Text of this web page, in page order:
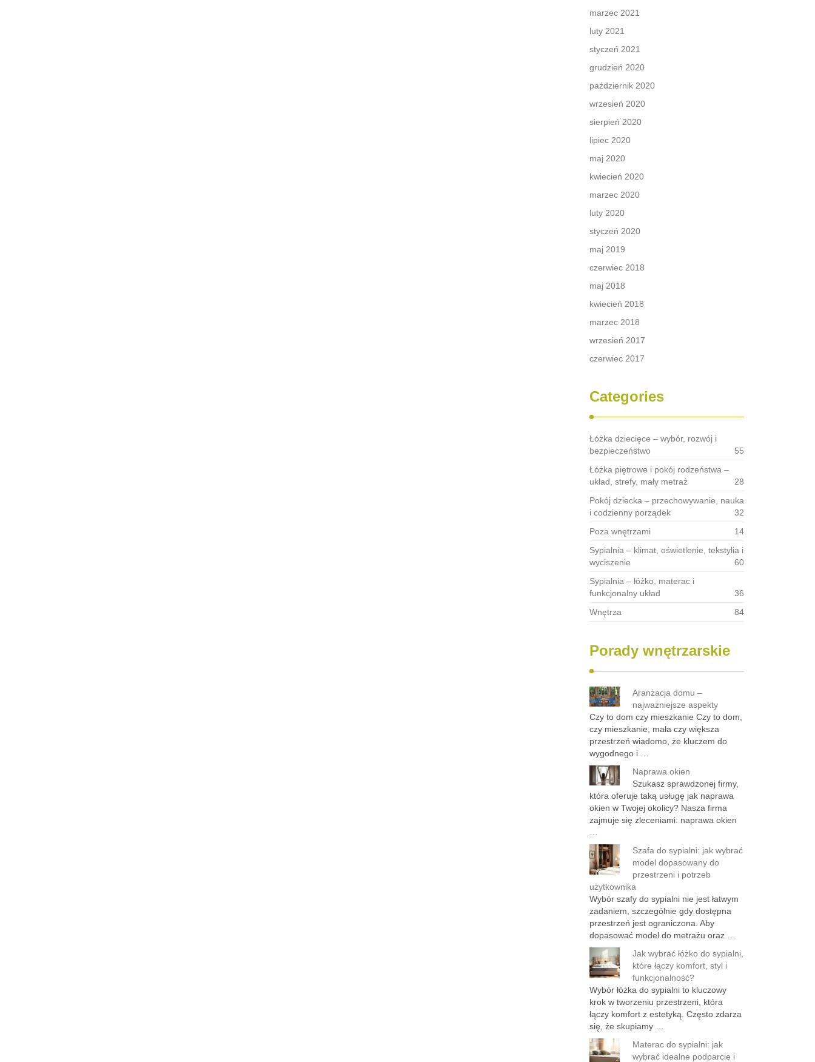
marzec 2021
luty 2021
styczeń 2021
grudzień 2020
październik 2020
wrzesień 2020
sierpień 2020
lipiec 2020
maj 2020
kwiecień 2020
marzec 2020
luty 2020
styczeń 2020
maj 2019
czerwiec 2018
maj 2018
kwiecień 2018
marzec 2018
wrzesień 2017
czerwiec 2017
Categories
Łóżka dziecięce – wybór, rozwój i
bezpieczeństwo
55
Łóżka piętrowe i pokój rodzeństwa –
układ, strefy, mały metraż
28
Pokój dziecka – przechowywanie, nauka
i codzienny porządek
32
Poza wnętrzami
14
Sypialnia – klimat, oświetlenie, tekstylia i
wyciszenie
60
Sypialnia – łóżko, materac i
funkcjonalny układ
36
Wnętrza
84
Porady wnętrzarskie
Aranżacja domu –
najważniejsze aspekty
Czy to dom czy mieszkanie Czy to dom,
czy mieszkanie, mała czy większa
przestrzeń wiadomo, że kluczem do
wygodnego i …
Naprawa okien
Szukasz sprawdzonej firmy,
która oferuje taką usługę jak naprawa
okien w Twojej okolicy? Nasza firma
zajmuje się zleceniami: naprawa okien
Szafa do sypialni: jak wybrać
model dopasowany do
przestrzeni i potrzeb
użytkownika
Wybór szafy do sypialni nie jest łatwym
zadaniem, szczególnie gdy dostępna
przestrzeń jest ograniczona. Aby
dopasować model do metrażu oraz …
Jak wybrać łóżko do sypialni,
które łączy komfort, styl i
funkcjonalność?
Wybór łóżka do sypialni to kluczowy
krok w tworzeniu przestrzeni, która
łączy komfort z estetyką. Często zdarza
się, że skupiamy …
Materac do sypialni: jak
wybrać idealne podparcie i